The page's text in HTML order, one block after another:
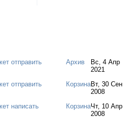
отправить
Архив
Вс, 4 Апр
2021
отправить
КорзинаВт, 30 Сен
2008
написать
КорзинаЧт, 10 Апр
2008